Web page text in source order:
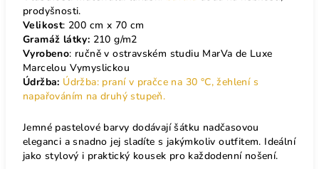
prodyšnosti.
Velikost: 200 cm x 70 cm
Gramáž látky: 210 g/m2
Vyrobeno: ručně v ostravském studiu MarVa de Luxe
Marcelou Vymyslickou
Údržba: Údržba: praní v pračce na 30 °C, žehlení s
napařováním na druhý stupeň.
Jemné pastelové barvy dodávají šátku nadčasovou
eleganci a snadno jej sladíte s jakýmkoliv outfitem. Ideální
jako stylový i praktický kousek pro každodenní nošení.